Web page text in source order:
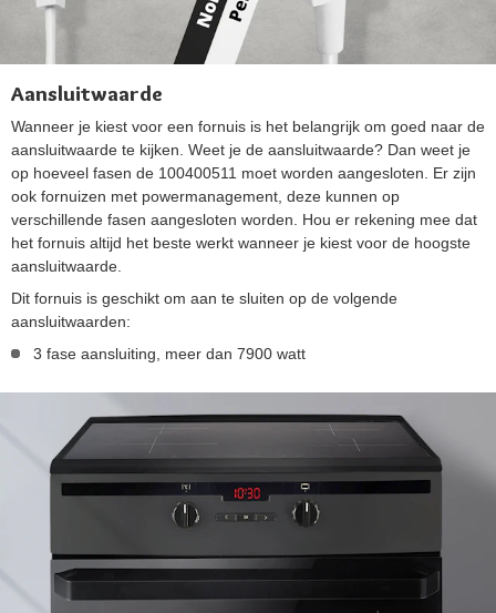
Aansluitwaarde
Wanneer je kiest voor een fornuis is het belangrijk om goed naar de
aansluitwaarde te kijken. Weet je de aansluitwaarde? Dan weet je
op hoeveel fasen de 100400511 moet worden aangesloten. Er zijn
ook fornuizen met powermanagement, deze kunnen op
verschillende fasen aangesloten worden. Hou er rekening mee dat
het fornuis altijd het beste werkt wanneer je kiest voor de hoogste
aansluitwaarde.
Dit fornuis is geschikt om aan te sluiten op de volgende
aansluitwaarden:
3 fase aansluiting, meer dan 7900 watt